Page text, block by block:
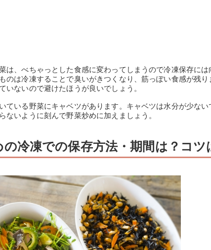
は、べちゃっとした食感に変わってしまうので冷凍保存に
のは冷凍することで臭いがきつくなり、筋っぽい食感が残
いないので避けたほうが良いでしょう。
ている野菜にキャベツがあります。キャベツは水分が少な
ないように刻んで野菜炒めに加えましょう。
の冷凍での保存方法・期間は？コツ